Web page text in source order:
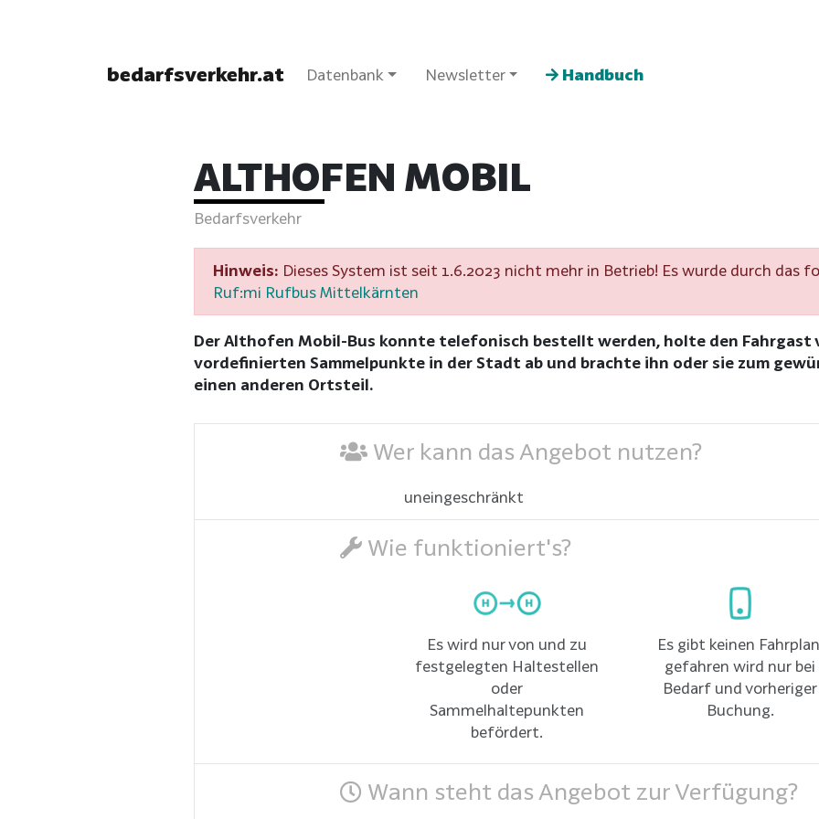
bedarfsverkehr.at Datenbank Newsletter Handbuch
ALTHOFEN MOBIL
Bedarfsverkehr
Hinweis: Dieses System ist seit 1.6.2023 nicht mehr in Betrieb! Es wurde durch das
Ruf:mi Rufbus Mittelkärnten
Der Althofen Mobil-Bus konnte telefonisch bestellt werden, holte den Fahrgast
vordefinierten Sammelpunkte in der Stadt ab und brachte ihn oder sie zum
einen anderen Ortsteil.
Wer kann das Angebot nutzen?
uneingeschränkt
Wie funktioniert's?
Es wird nur von und zu
festgelegten Haltestellen
oder
Sammelhaltepunkten
befördert.
Es gibt keinen
gefahren wird nur bei
Bedarf und vorheriger
Buchung.
Wann steht das Angebot zur Verfügung?